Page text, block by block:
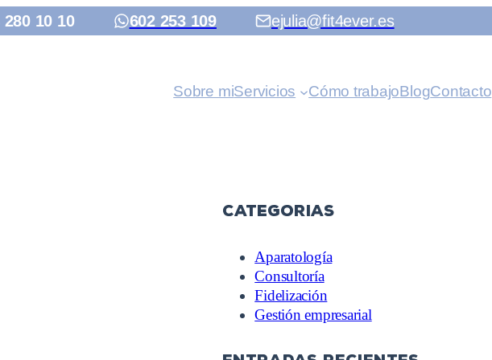
280 10 10 602 253 109 ejulia@fit4ever.es
Sobre miServicios Cómo trabajoBlogContacto
Categorias
Aparatología
Consultoría
Fidelización
Gestión empresarial